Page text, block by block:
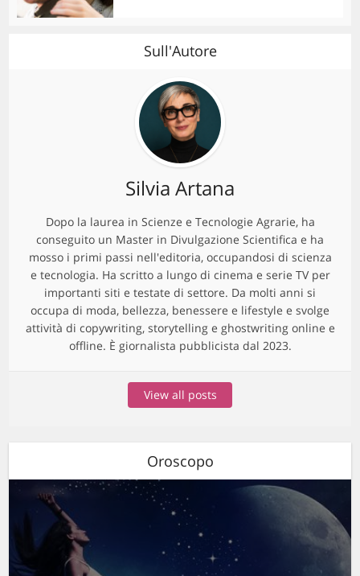
Sull'Autore
Silvia Artana
Dopo la laurea in Scienze e Tecnologie Agrarie, ha
conseguito un Master in Divulgazione Scientifica e ha
mosso i primi passi nell'editoria, occupandosi di scienza
e tecnologia. Ha scritto a lungo di cinema e serie TV per
importanti siti e testate di settore. Da molti anni si
occupa di moda, bellezza, benessere e lifestyle e svolge
attività di copywriting, storytelling e ghostwriting online e
offline. È giornalista pubblicista dal 2023.
View all posts
Oroscopo